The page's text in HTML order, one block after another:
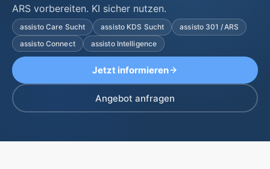
ARS vorbereiten. KI sicher nutzen.
assisto Care Sucht assisto KDS Sucht
assisto 301 / ARS
assisto Connect
assisto Intelligence
Jetzt informieren
Angebot anfragen